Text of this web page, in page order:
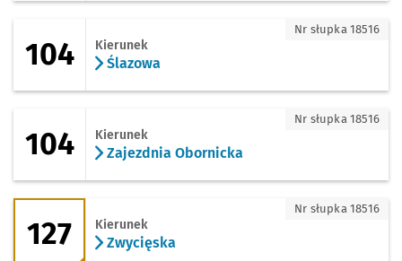
104 Kierunek
Ślazowa
Nr słupka 18516
104 - kierunek Zajezdnia Obornicka
104 Kierunek
Zajezdnia Obornicka
Nr słupka 18516
127 - kierunek Zwycięska
127 Kierunek
Zwycięska
Nr słupka 18516